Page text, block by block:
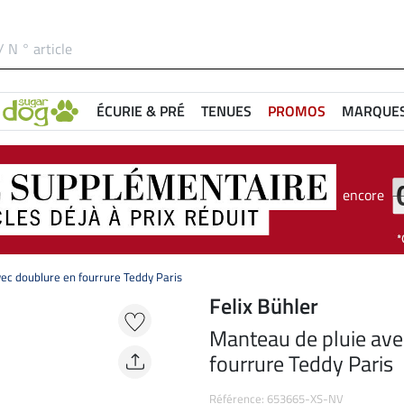
ÉCURIE & PRÉ TENUES PROMOS
encore
doublure en fourrure Teddy Paris
Felix Bühler
Manteau de pluie
fourrure Teddy Paris
Référence: 653665-XS-NV